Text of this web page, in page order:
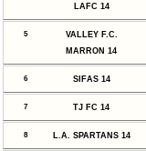
LAFC 14
5
VALLEY F.C.
MARRON 14
6 SIFAS 14
7 TJ FC 14
8 L.A. SPARTANS 14